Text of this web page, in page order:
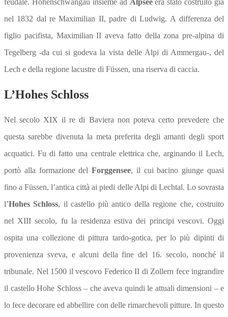
nel 1832 dal re Maximilian II, padre di Ludwig. A differenza del
figlio pacifista, Maximilian II aveva fatto della zona pre-alpina di
Tegelberg -da cui si godeva la vista delle Alpi di Ammergau-, del
Lech e della regione lacustre di Füssen, una riserva di caccia.
L’Hohes Schloss
Nel secolo XIX il re di Baviera non poteva certo prevedere che
questa sarebbe divenuta la meta preferita degli amanti degli sport
acquatici. Fu di fatto una centrale elettrica che, arginando il Lech,
portò alla formazione delForggensee, il cui bacino giunge quasi
fino a Füssen, l’antica città ai piedi delle Alpi di Lechtal. Lo sovrasta
l’Hohes Schloss, il castello più antico della regione che, costruito
nel XIII secolo, fu la residenza estiva dei principi vescovi. Oggi
ospita una collezione di pittura tardo-gotica, per lo più dipinti di
provenienza sveva, e alcuni della fine del 16. secolo, nonché il
tribunale. Nel 1500 il vescovo Federico II di Zollern fece ingrandire
il castello Hohe Schloss – che aveva quindi le attuali dimensioni – e
lo fece decorare ed abbellire con delle rimarchevoli pitture. In questo